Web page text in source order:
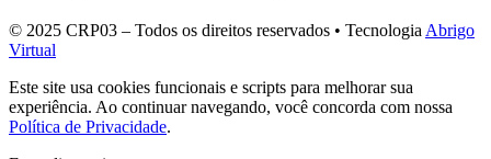
© 2025 CRP03 – Todos os direitos reservados • Tecnologia Abrigo
Virtual
Este site usa cookies funcionais e scripts para melhorar sua
experiência. Ao continuar navegando, você concorda com nossa
Política de Privacidade.